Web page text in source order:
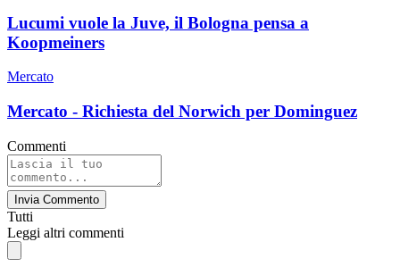
Lucumi vuole la Juve, il Bologna pensa a
Koopmeiners
Mercato
Mercato - Richiesta del Norwich per Dominguez
Commenti
Invia Commento
Tutti
Leggi altri commenti